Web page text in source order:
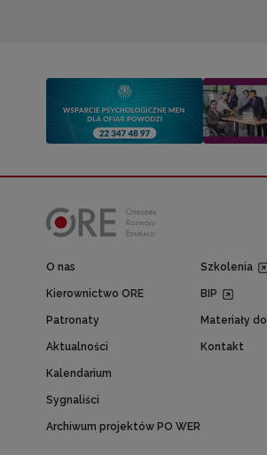
O nas
Kierownictwo ORE
Patronaty
Aktualności
Kalendarium
Sygnaliści
Archiwum projektów PO WER
Szkolenia
BIP
Materiały
Kontakt